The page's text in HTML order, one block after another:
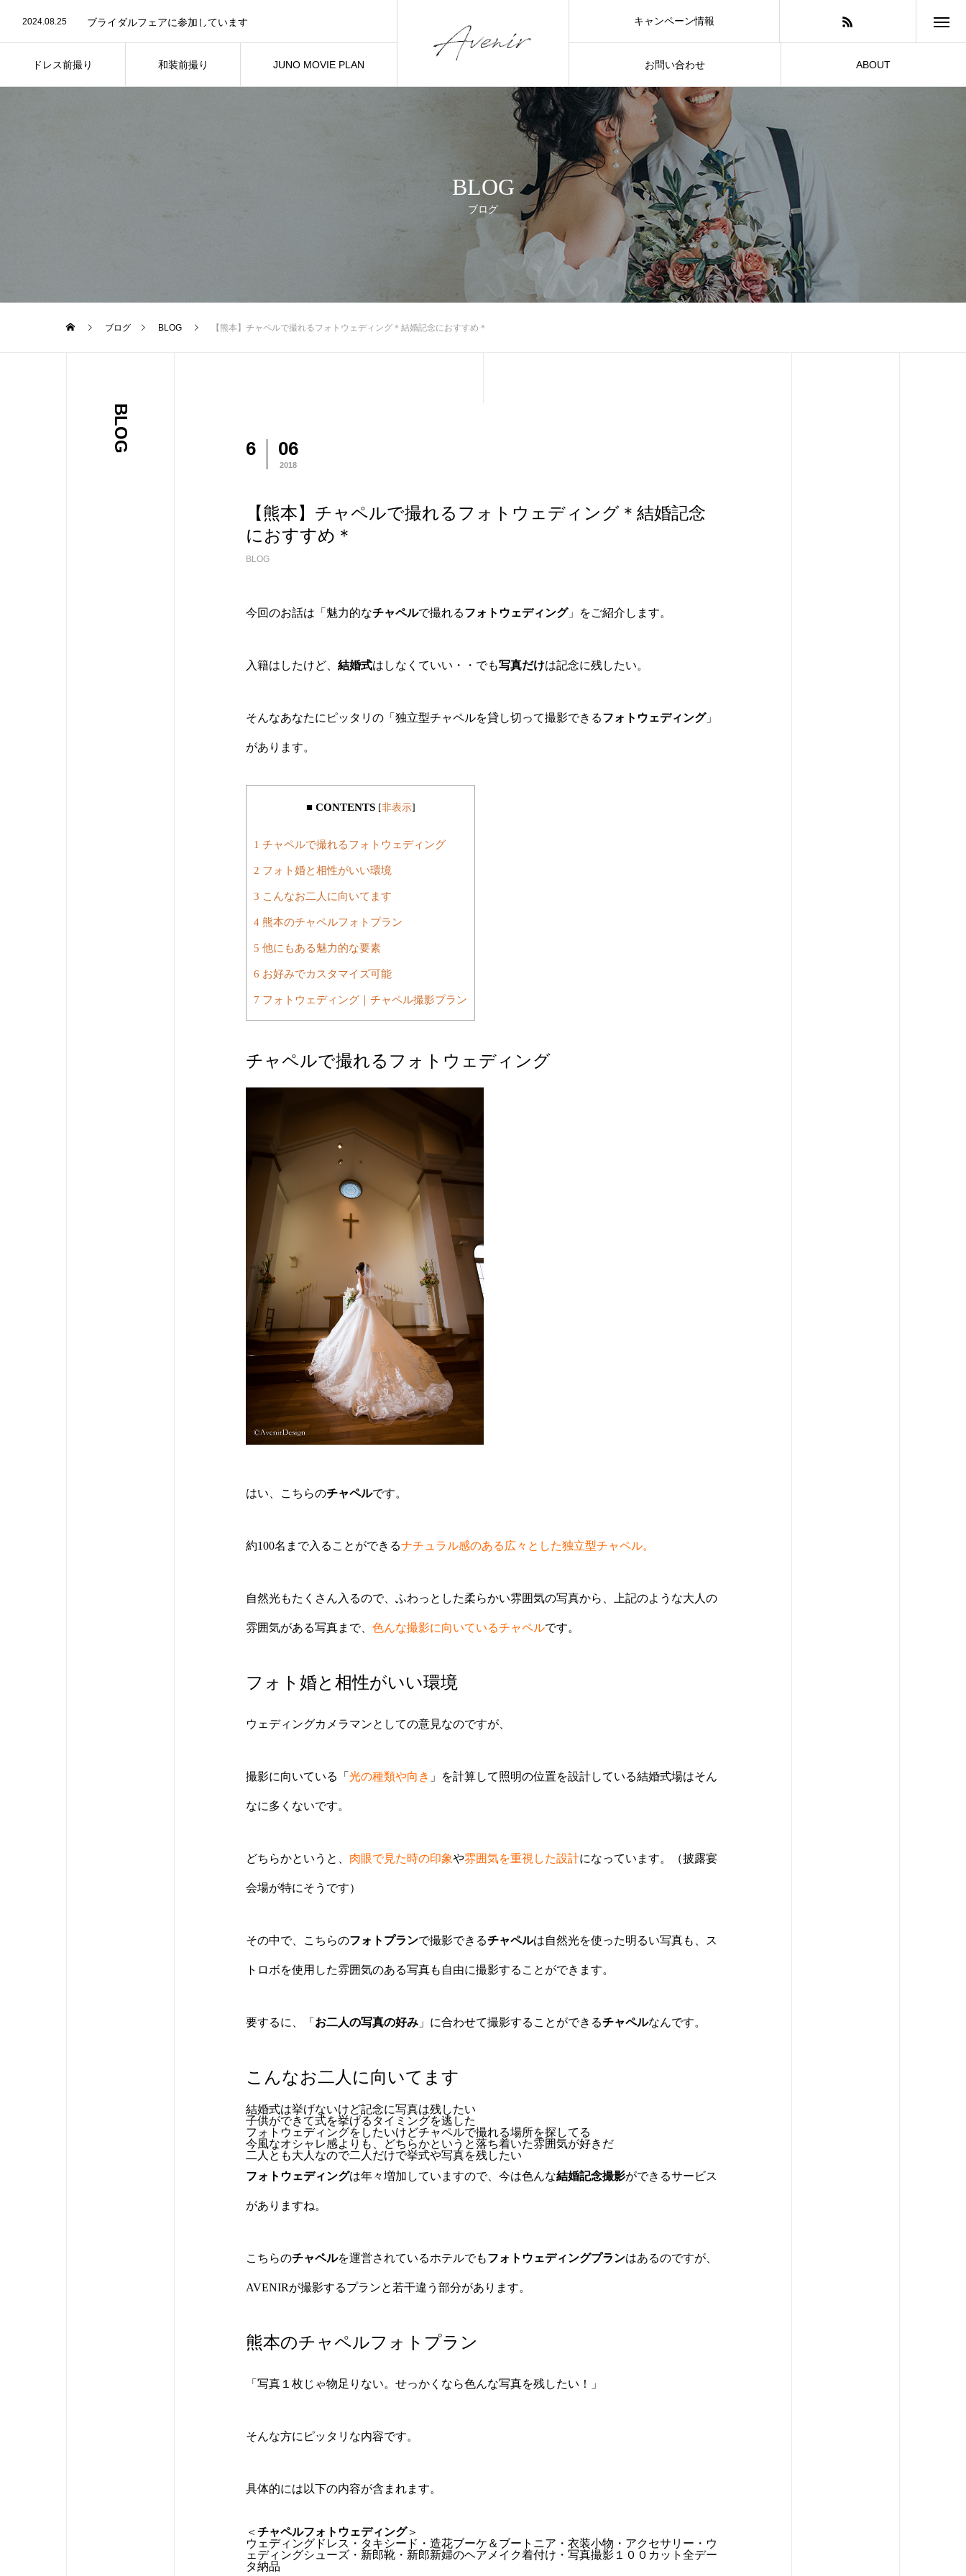
ドレス前撮り 和装前撮り JUNO MOVIE PLAN お問い合わせ ABOUT
2024.08.25 ブライダルフェアに参加しています キャンペーン情報
BLOG
ブログ
ブログ BLOG 【熊本】チャペルで撮れるフォトウェディング＊結婚記念におすすめ＊
BLOG 6 06
2018
【熊本】チャペルで撮れるフォトウェディング＊結婚記念
におすすめ＊
BLOG
今回のお話は「魅力的なチャペルで撮れるフォトウェディング」をご紹介します。
入籍はしたけど、 結婚式はしなくていい・・でも写真だけは記念に残したい。
そんなあなたにピッタリの「独立型チャペルを貸し切って撮影できるフォトウェディング」
があります。
■ CONTENTS [非表示]
1 チャペルで撮れるフォトウェディング
2 フォト婚と相性がいい環境
3 こんなお二人に向いてます
4 熊本のチャペルフォトプラン
5 他にもある魅力的な要素
6 お好みでカスタマイズ可能
7 フォトウェディング｜チャペル撮影プラン
チャペルで撮れるフォトウェディング
はい、こちらのチャペルです。
約100名まで入ることができるナチュラル感のある広々とした独立型チャペル。
自然光もたくさん入るので、ふわっとした柔らかい雰囲気の写真から、上記のような大人の
雰囲気がある写真まで、 色んな撮影に向いているチャペルです。
フォト婚と相性がいい環境
ウェディングカメラマンとしての意見なのですが、
撮影に向いている「 光の種類や向き 」を計算して照明の位置を設計している結婚式場はそん
なに多くないです。
どちらかというと、 肉眼で見た時の印象や雰囲気を重視した設計になっています。（披露宴
会場が特にそうです）
その中で、こちらのフォトプランで撮影できるチャペルは自然光を使った明るい写真も、ス
トロボを使用した雰囲気のある写真も自由に撮影することができます。
要するに、「 お二人の写真の好み 」に合わせて撮影することができるチャペルなんです。
こんなお二人に向いてます
結婚式は挙げないけど記念に写真は残したい
子供ができて式を挙げるタイミングを逃した
フォトウェディングをしたいけどチャペルで撮れる場所を探してる
今風なオシャレ感よりも、どちらかというと落ち着いた雰囲気が好きだ
二人とも大人なので二人だけで挙式や写真を残したい
フォトウェディングは年々増加していますので、今は色んな結婚記念撮影ができるサービス
がありますね。
こちらのチャペルを運営されているホテルでもフォトウェディングプランはあるのですが、
AVENIRが撮影するプランと若干違う部分があります。
熊本のチャペルフォトプラン
「写真１枚じゃ物足りない。せっかくなら色んな写真を残したい！」
そんな方にピッタリな内容です。
具体的には以下の内容が含まれます。
＜ チャペルフォトウェディング＞
ウェディングドレス・タキシード・造花ブーケ＆ブートニア・衣装小物・アクセサリー・ウ
ェディングシューズ・新郎靴・新郎新婦のヘアメイク着付け・写真撮影１００カット全デー
タ納品